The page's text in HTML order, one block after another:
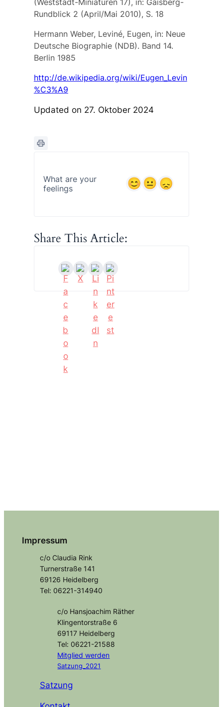
Rundblick 2 (April/Mai 2010), S. 18
Hermann Weber, Leviné, Eugen, in: Neue
Deutsche Biographie (NDB). Band 14.
Berlin 1985
http://de.wikipedia.org/wiki/Eugen_Levin
%C3%A9
Updated on 27. Oktober 2024
What are your
feelings
Share This Article:
Impressum
c/o Claudia Rink
Turnerstraße 141
69126 Heidelberg
Tel: 06221-314940
c/o Hansjoachim Räther
Klingentorstraße 6
69117 Heidelberg
Tel: 06221-21588
Mitgliedwerden
Satzung_2021
Satzung